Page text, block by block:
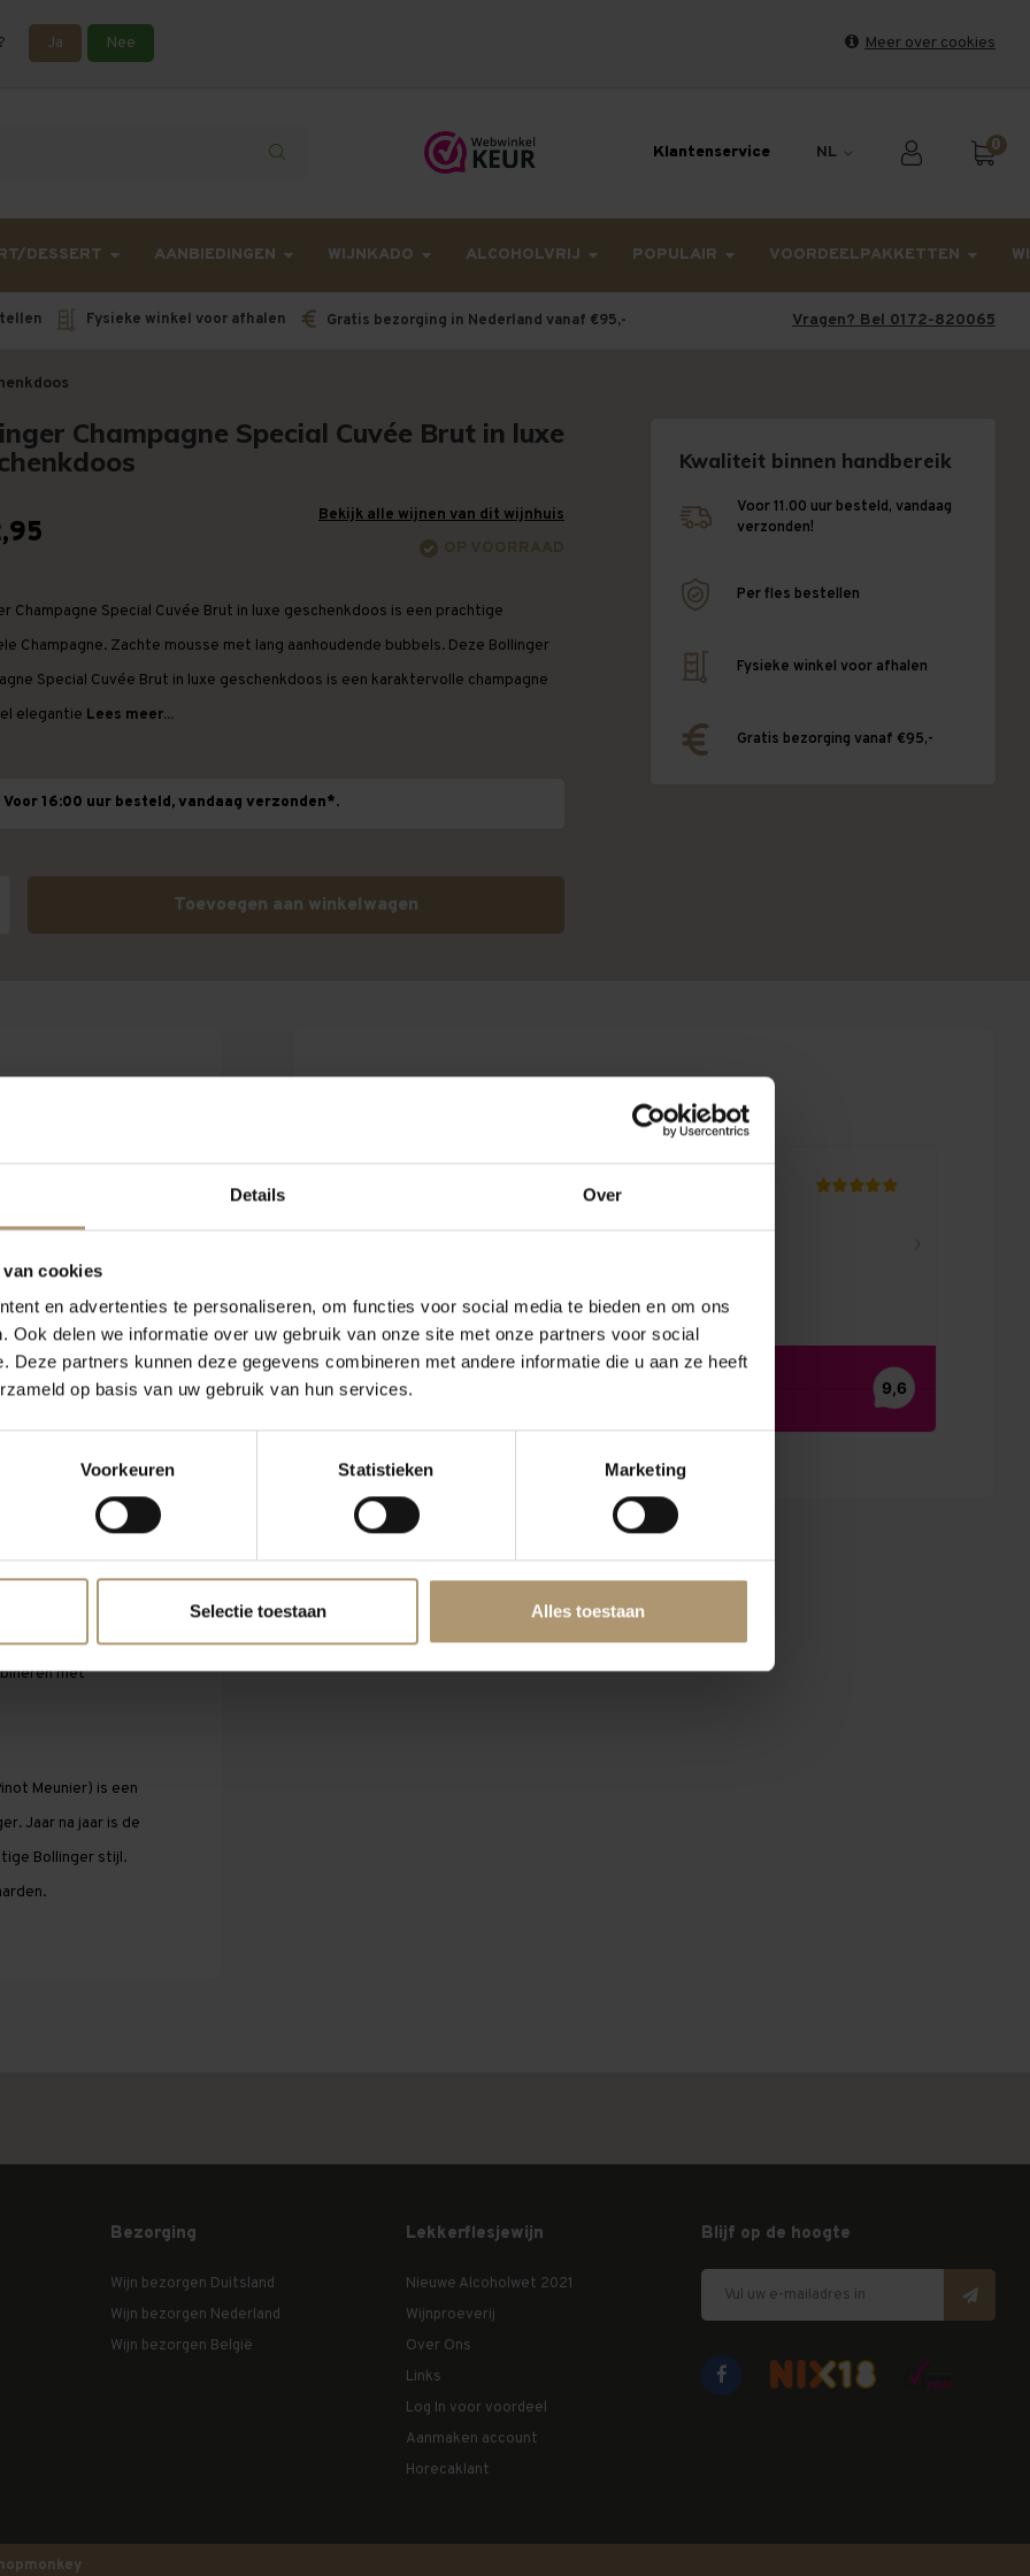
Details Over
cookies
en advertenties te personaliseren, om functies voor social media te bieden en om ons
Ook delen we informatie over uw gebruik van onze site met onze partners voor social
Deze partners kunnen deze gegevens combineren met andere informatie die u aan ze heeft
op basis van uw gebruik van hun services.
Voorkeuren Statistieken Marketing
Selectie toestaan Alles toestaan
Ja Nee
Meer over cookies
langer onderweg zijn dan gebruikelijk - Bestellingen van het weekend en maandag worden dinsdag verzonden.
Klantenservice NL 0
DESSERT AANBIEDINGEN WIJNKADO ALCOHOLVRIJ POPULAIR VOORDEELPAKKETTEN
Fysieke winkel voor afhalen Gratis bezorging in Nederland vanaf €95,- Vragen? Bel 0172-820065
Champagne Special Cuvée Brut in luxe
Bekijk alle wijnen van dit wijnhuis
OP VOORRAAD
Champagne Special Cuvée Brut in luxe geschenkdoos is een prachtige
Champagne. Zachte mousse met lang aanhoudende bubbels. Deze Bollinger
Special Cuvée Brut in luxe geschenkdoos is een karaktervolle champagne
elegantie Lees meer...
Voor 16:00 uur besteld, vandaag verzonden*.
Toevoegen aan winkelwagen
Kwaliteit binnen handbereik
Voor 11.00 uur besteld, vandaag
verzonden!
Per fles bestellen
Fysieke winkel voor afhalen
Gratis bezorging vanaf €95,-
met tonen van
mousse met lang
elegantie.
Het wijngebied, in
speciale
binnenzee
Champagnes altijd
sushi en
Liever vlees? Kies
met
Meunier) is een
Jaar na jaar is de
Bollinger stijl.
Bezorging
Wijn bezorgen Duitsland
Wijn bezorgen Nederland
Wijn bezorgen België
Lekkerflesjewijn
Nieuwe Alcoholwet 2021
Wijnproeverij
Over Ons
Links
Log In voor voordeel
Aanmaken account
Horecaklant
Blijf op de hoogte